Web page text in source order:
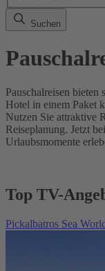
Suchen
Pauschalreisen bieten
Hotel in einem Paket
Nutzen Sie attraktive
Reiseplanung. Jetzt
Urlaubsmomente
Top TV-
Pickalbatros Sea